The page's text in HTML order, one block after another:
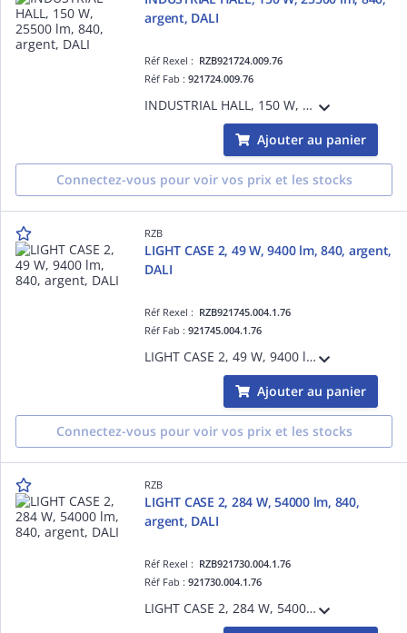
argent, DALI
Réf Rexel : RZB921724.009.76
Réf Fab :921724.009.76
INDUSTRIAL HALL, 150 W, 25500 lm, 840, argent, DALI, Projecteurs pour halls, D 340 H 150, 98°
Ajouter au panier
Connectez-vous pour voir vos prix et les stocks
RZB
LIGHT CASE 2, 49 W, 9400 lm, 840, argent,
DALI
Réf Rexel : RZB921745.004.1.76
Réf Fab :921745.004.1.76
LIGHT CASE 2, 49 W, 9400 lm, 840, argent, DALI, Projecteurs pour halls, L 534 B 192 H 115, 90°
Ajouter au panier
Connectez-vous pour voir vos prix et les stocks
RZB
LIGHT CASE 2, 284 W, 54000 lm, 840,
argent, DALI
Réf Rexel : RZB921730.004.1.76
Réf Fab :921730.004.1.76
LIGHT CASE 2, 284 W, 54000 lm, 840, argent, DALI, Projecteurs pour halls, L 534 B 648 H 115, 63°